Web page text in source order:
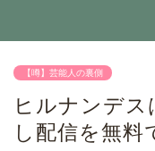
【噂】芸能人の裏側
ヒルナンデス
し配信を無料